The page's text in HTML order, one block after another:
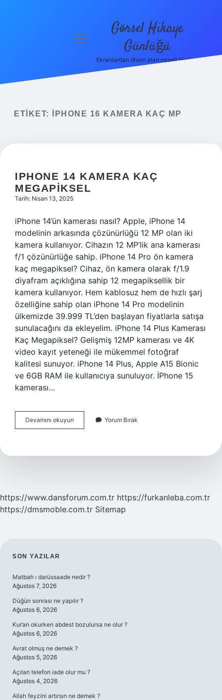
menüyü
Görsel Hikaye
Günlüğü
Ekranlardan ilham alan neşeli bilgiler!
ETIKET: İPHONE 16 KAMERA KAÇ MP
IPHONE 14 KAMERA KAÇ
MEGAPIKSEL
Tarih: Nisan 13, 2025
iPhone 14’ün kamerası nasıl? Apple, iPhone 14
modelinin arkasında çözünürlüğü 12 MP olan iki
kamera kullanıyor. Cihazın 12 MP’lik ana kamerası
f/1 çözünürlüğe sahip. iPhone 14 Pro ön kamera
kaç megapiksel? Cihaz, ön kamera olarak f/1.9
diyafram açıklığına sahip 12 megapiksellik bir
kamera kullanıyor. Hem kablosuz hem de hızlı şarj
özelliğine sahip olan iPhone 14 Pro modelinin
ülkemizde 39.999 TL’den başlayan fiyatlarla satışa
sunulacağını da ekleyelim. iPhone 14 Plus Kamerası
Kaç Megapiksel? Gelişmiş 12MP kamerası ve 4K
video kayıt yeteneği ile mükemmel fotoğraf
kalitesi sunuyor. iPhone 14 Plus, Apple A15 Bionic
ve 6GB RAM ile kullanıcıya sunuluyor. İPhone 15
kamerası…
Devamını okuyun
14
Megapiksel
Yorum Bırak
https://www.dansforum.com.tr https://furkanleba.com.tr
https://dmsmoble.com.tr Sitemap
SIDEBAR
SON YAZILAR
Matbah ı darüssaade nedir ?
Ağustos 7, 2026
Düğün sonrası ne yapılır ?
Ağustos 6, 2026
Kur’an okurken abdest bozulursa ne olur ?
Ağustos 6, 2026
Avrat olmuş ne demek ?
Ağustos 5, 2026
Açılan telefon iade olur mu ?
Ağustos 4, 2026
Allah feyzini artırsın ne demek ?